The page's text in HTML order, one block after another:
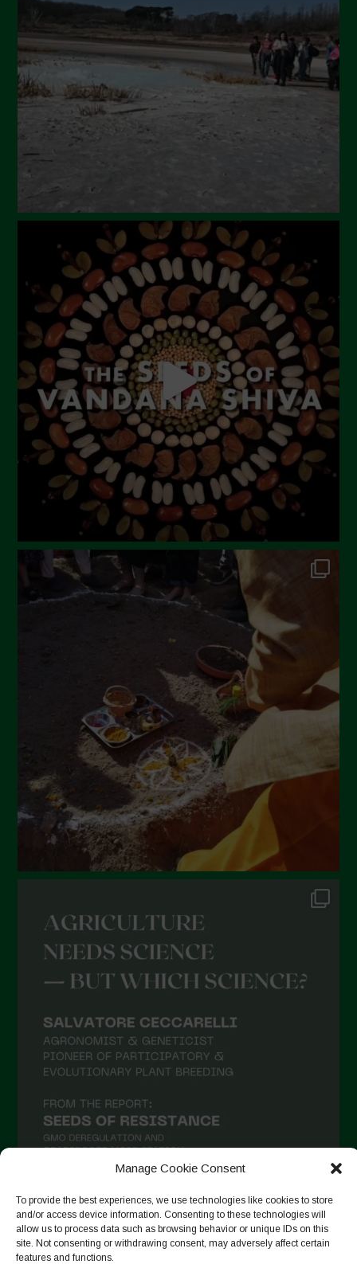
Manage Cookie Consent
To provide the best experiences, we use technologies like cookies to store
and/or access device information. Consenting to these technologies will
allow us to process data such as browsing behavior or unique IDs on this
site. Not consenting or withdrawing consent, may adversely affect certain
features and functions.
Seguir en Instagram